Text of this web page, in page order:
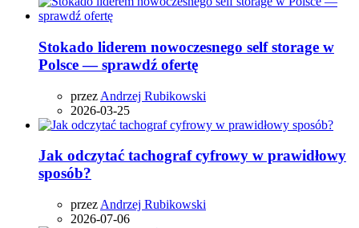
Stokado liderem nowoczesnego self storage w
Polsce — sprawdź ofertę
przez Andrzej Rubikowski
2026-03-25
Jak odczytać tachograf cyfrowy w prawidłowy
sposób?
przez Andrzej Rubikowski
2026-07-06